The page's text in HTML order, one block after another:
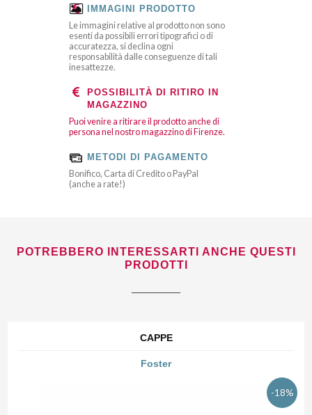
IMMAGINI PRODOTTO
Le immagini relative al prodotto non sono
esenti da possibili errori tipografici o di
accuratezza, si declina ogni
responsabilità dalle conseguenze di tali
inesattezze.
POSSIBILITÀ DI RITIRO IN
MAGAZZINO
Puoi venire a ritirare il prodotto anche di
persona nel nostro magazzino di Firenze.
METODI DI PAGAMENTO
Bonifico, Carta di Credito o PayPal
(anche a rate!)
POTREBBERO INTERESSARTI ANCHE QUESTI
PRODOTTI
CAPPE
Foster
-18%